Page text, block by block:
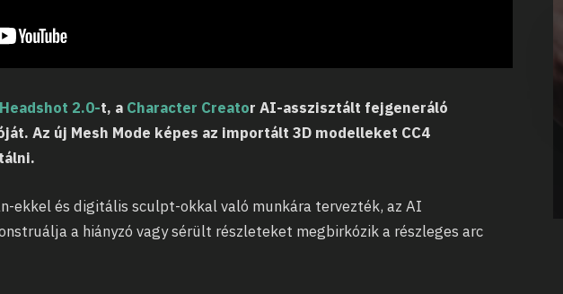
Headshot 2.0-t, a Character Creator AI-asszisztált fejgeneráló
Az új Mesh Mode képes az importált 3D modelleket CC4
ekkel és digitális sculpt-okkal való munkára tervezték, az AI
a hiányzó vagy sérült részleteket megbirkózik a részleges arc